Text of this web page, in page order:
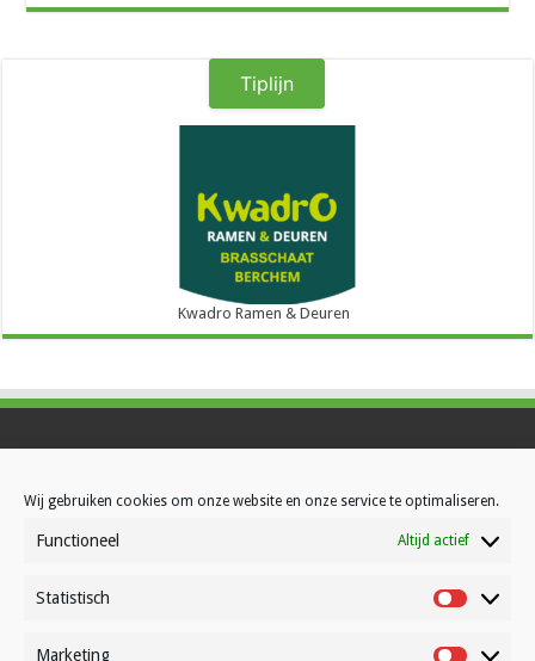
Wij gebruiken cookies om onze website en onze service te optimaliseren.
Functioneel Altijd actief
Statistisch Statistisch
Marketing
Tiplijn
Kwadro Ramen & Deuren